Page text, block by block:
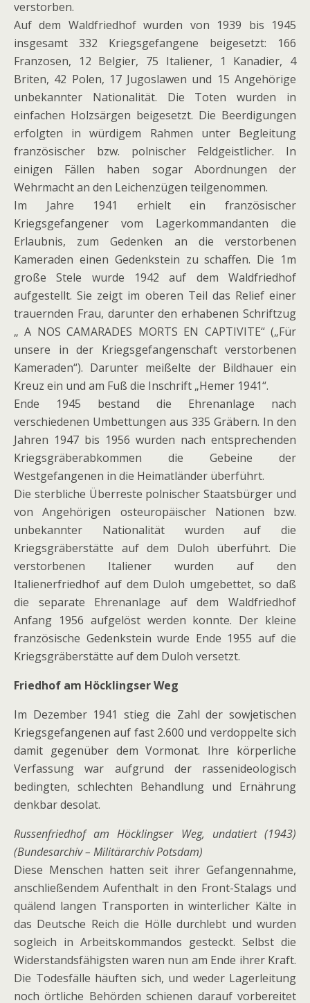
verstorben.
Auf dem Waldfriedhof wurden von 1939 bis 1945
insgesamt 332 Kriegsgefangene beigesetzt: 166
Franzosen, 12 Belgier, 75 Italiener, 1 Kanadier, 4
Briten, 42 Polen, 17 Jugoslawen und 15 Angehörige
unbekannter Nationalität. Die Toten wurden in
einfachen Holzsärgen beigesetzt. Die Beerdigungen
erfolgten in würdigem Rahmen unter Begleitung
französischer bzw. polnischer Feldgeistlicher. In
einigen Fällen haben sogar Abordnungen der
Wehrmacht an den Leichenzügen teilgenommen.
Im Jahre 1941 erhielt ein französischer
Kriegsgefangener vom Lagerkommandanten die
Erlaubnis, zum Gedenken an die verstorbenen
Kameraden einen Gedenkstein zu schaffen. Die 1m
große Stele wurde 1942 auf dem Waldfriedhof
aufgestellt. Sie zeigt im oberen Teil das Relief einer
trauernden Frau, darunter den erhabenen Schriftzug
„ A NOS CAMARADES MORTS EN CAPTIVITE“ („Für
unsere in der Kriegsgefangenschaft verstorbenen
Kameraden“). Darunter meißelte der Bildhauer ein
Kreuz ein und am Fuß die Inschrift „Hemer 1941“.
Ende 1945 bestand die Ehrenanlage nach
verschiedenen Umbettungen aus 335 Gräbern. In den
Jahren 1947 bis 1956 wurden nach entsprechenden
Kriegsgräberabkommen die Gebeine der
Westgefangenen in die Heimatländer überführt.
Die sterbliche Überreste polnischer Staatsbürger und
von Angehörigen osteuropäischer Nationen bzw.
unbekannter Nationalität wurden auf die
Kriegsgräberstätte auf dem Duloh überführt. Die
verstorbenen Italiener wurden auf den
Italienerfriedhof auf dem Duloh umgebettet, so daß
die separate Ehrenanlage auf dem Waldfriedhof
Anfang 1956 aufgelöst werden konnte. Der kleine
französische Gedenkstein wurde Ende 1955 auf die
Kriegsgräberstätte auf dem Duloh versetzt.
Friedhof am Höcklingser Weg
Im Dezember 1941 stieg die Zahl der sowjetischen
Kriegsgefangenen auf fast 2.600 und verdoppelte sich
damit gegenüber dem Vormonat. Ihre körperliche
Verfassung war aufgrund der rassenideologisch
bedingten, schlechten Behandlung und Ernährung
denkbar desolat.
Russenfriedhof am Höcklingser Weg, undatiert (1943)
(Bundesarchiv – Militärarchiv Potsdam)
Diese Menschen hatten seit ihrer Gefangennahme,
anschließendem Aufenthalt in den Front-Stalags und
quälend langen Transporten in winterlicher Kälte in
das Deutsche Reich die Hölle durchlebt und wurden
sogleich in Arbeitskommandos gesteckt. Selbst die
Widerstandsfähigsten waren nun am Ende ihrer Kraft.
Die Todesfälle häuften sich, und weder Lagerleitung
noch örtliche Behörden schienen darauf vorbereitet